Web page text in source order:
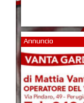
Annuncio